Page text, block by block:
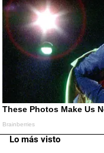
Lo más visto